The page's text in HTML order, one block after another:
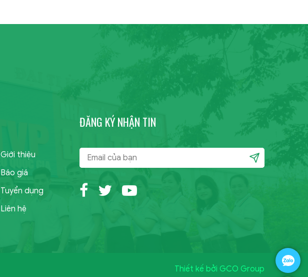
Giới thiệu
Báo giá
Tuyển dụng
Liên hệ
ĐĂNG KÝ NHẬN TIN
Thiết kế bởi GCO Group